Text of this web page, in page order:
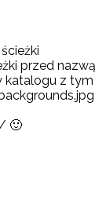
przed nazwą
katalogu z tym
🙂